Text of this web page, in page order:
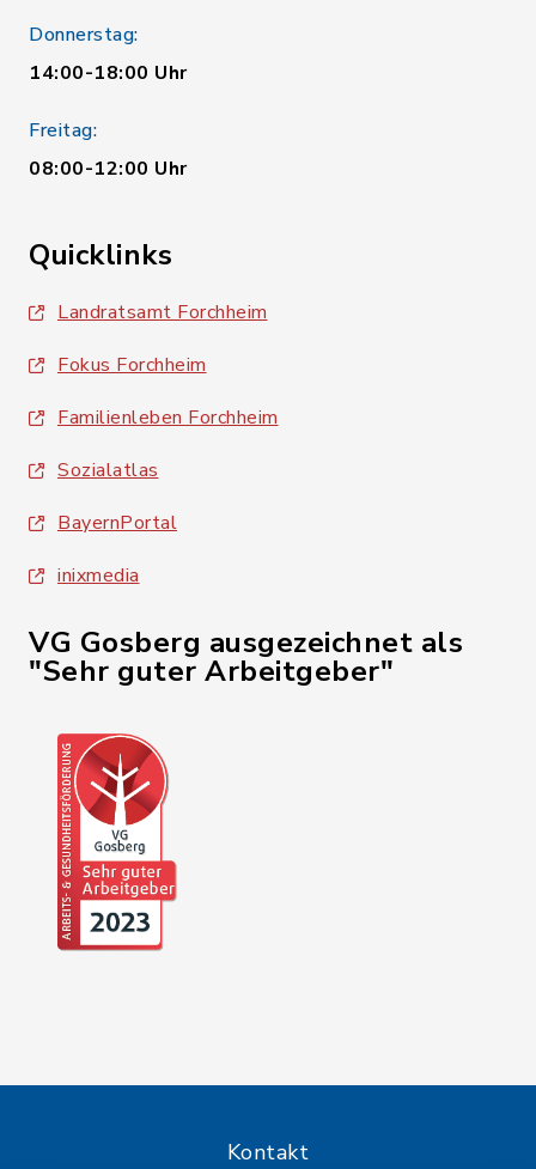
Donnerstag:
14:00-18:00 Uhr
Freitag:
08:00-12:00 Uhr
Quicklinks
Landratsamt Forchheim
Fokus Forchheim
Familienleben Forchheim
Sozialatlas
BayernPortal
inixmedia
VG Gosberg ausgezeichnet als
"Sehr guter Arbeitgeber"
Kontakt